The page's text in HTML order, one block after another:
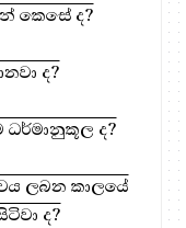
කෙසේ ද?
ද?
ද?
ලබන කාලයේ
ද?